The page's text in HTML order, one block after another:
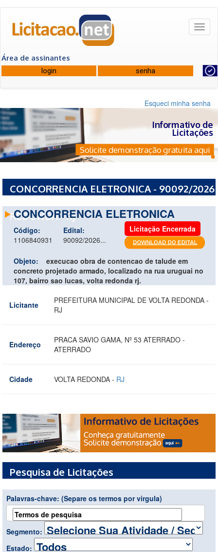
Área de assinantes
Esqueci minha senha
Informativo de
Licitações
Solicite demonstração gratuita aqui
CONCORRENCIA ELETRONICA - 90092/2026
REDONDA - RJ
CONCORRENCIA ELETRONICA
Código:
1106840931
Edital:
90092/2026...
Licitação Encerrada
Objeto:
execucao obra de contencao de talude em
concreto projetado armado, localizado na rua uruguai no
107, bairro sao lucas, volta redonda rj.
Licitante
PREFEITURA MUNICIPAL DE VOLTA REDONDA -
RJ
Endereço
PRACA SAVIO GAMA, Nº 53 ATERRADO -
ATERRADO
Cidade VOLTA REDONDA - RJ
Pesquisa de Licitações
Palavras-chave: (Separe os termos por virgula)
Segmento:
Estado: